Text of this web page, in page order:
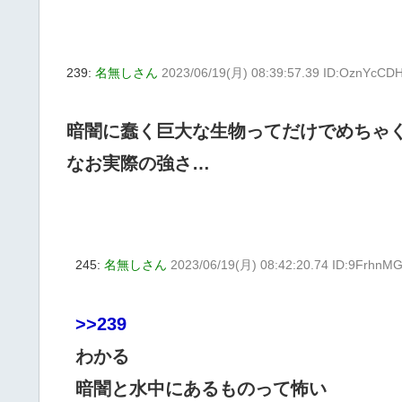
239: 名無しさん 2023/06/19(月) 08:39:57.39
暗闇に蠢く巨大な生物ってだけでめちゃ
なお実際の強さ…
245: 名無しさん 2023/06/19(月) 08:42:20.74
>>239
わかる
暗闇と水中にあるものって怖い